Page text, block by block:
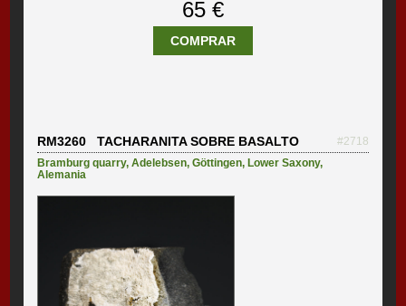
65 €
COMPRAR
RM3260 TACHARANITA SOBRE BASALTO
#2718
Bramburg quarry,Adelebsen,Göttingen, Lower Saxony,
Alemania